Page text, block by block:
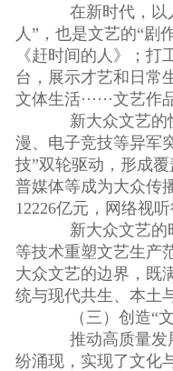
在新时代，以人
人”，也是文艺的“剧
《赶时间的人》；
台，展示才艺和日常
文体生活······文艺
新大众文艺的快
漫、电子竞技等异军
技”双轮驱动，形成
普媒体等成为大众传
12226亿元，网络视
新大众文艺的时
等技术重塑文艺生产
大众文艺的边界，既
统与现代共生、本土
（三）创造“文
推动高质量发展
纷涌现，实现了文化